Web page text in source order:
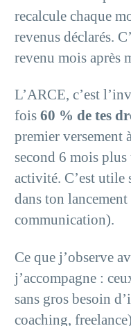
recalcule chaque
revenus déclarés.
revenu mois après
L’ARCE, c’est
fois 60 % de tes
premier versement
second 6 mois
activité. C’est utile
dans ton
communication).
Ce que j’observe
j’accompagne :
sans gros besoin
coaching,